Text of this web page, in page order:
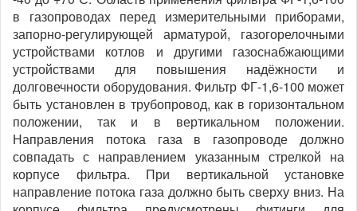
в газопроводах перед измерительными приборами,
запорно-регулирующей арматурой, газогорелочными
устройствами котлов и другими газоснабжающими
устройствами для повышения надёжности и
долговечности оборудования. Фильтр ФГ-1,6-100 может
быть установлен в трубопровод, как в горизонтальном
положении, так и в вертикальном положении.
Направления потока газа в газопроводе должно
совпадать с направлением указанным стрелкой на
корпусе фильтра. При вертикальной установке
направление потока газа должно быть сверху вниз. На